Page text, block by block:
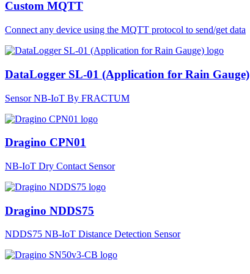
Custom MQTT
Connect any device using the MQTT protocol to send/get data
DataLogger SL-01 (Application for Rain Gauge)
Sensor NB-IoT By FRACTUM
Dragino CPN01
NB-IoT Dry Contact Sensor
Dragino NDDS75
NDDS75 NB-IoT Distance Detection Sensor